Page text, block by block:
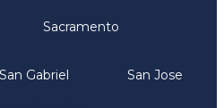
Sacramento
San Gabriel San Jose